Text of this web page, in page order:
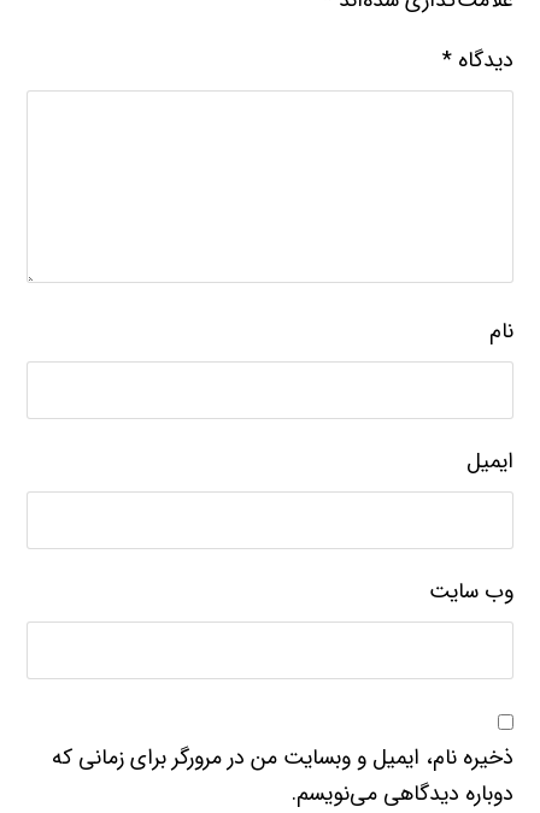
دیدگاه*
نام
ایمیل
وب‌ سایت
ذخیره نام، ایمیل و وبسایت من در مرورگر برای زمانی که
دوباره دیدگاهی می‌نویسم.